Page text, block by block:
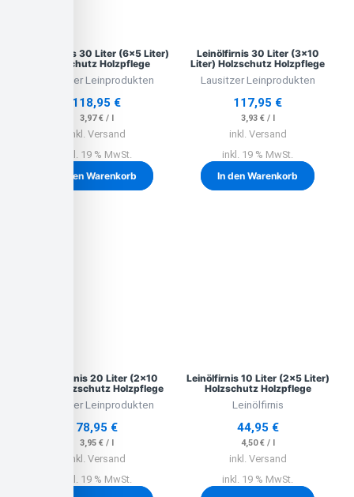
Leinölfirnis 30 Liter (6×5 Liter)
Holzschutz Holzpflege
Lausitzer Leinprodukten
118,95 €
3,97€/ l
inkl. Versand
inkl. 19 % MwSt.
In den Warenkorb
Leinölfirnis 30 Liter (3×10
Liter) Holzschutz Holzpflege
Lausitzer Leinprodukten
117,95 €
3,93 €/ l
inkl. Versand
inkl. 19 % MwSt.
In den Warenkorb
Leinölfirnis 20 Liter (2×10
Liter) Holzschutz Holzpflege
Lausitzer Leinprodukten
78,95 €
3,95 €/ l
inkl. Versand
inkl. 19 % MwSt.
Leinölfirnis 10 Liter (2×5 Liter)
Holzschutz Holzpflege
Leinölfirnis
44,95 €
4,50€/ l
inkl. Versand
inkl. 19 % MwSt.